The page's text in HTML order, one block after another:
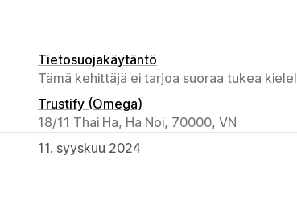
Tietosuojakäytäntö
Tämä kehittäjä ei tarjoa suoraa tukea
Trustify (Omega)
18/11 Thai Ha, Ha Noi, 70000, VN
11. syyskuu 2024